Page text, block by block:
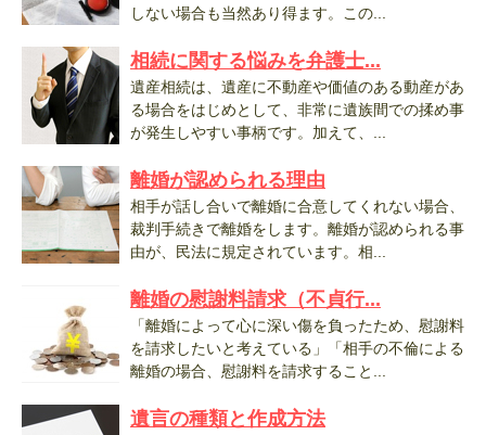
しない場合も当然あり得ます。この...
相続に関する悩みを弁護士...
遺産相続は、遺産に不動産や価値のある動産があ
る場合をはじめとして、非常に遺族間での揉め事
が発生しやすい事柄です。加えて、...
離婚が認められる理由
相手が話し合いで離婚に合意してくれない場合、
裁判手続きで離婚をします。離婚が認められる事
由が、民法に規定されています。相...
離婚の慰謝料請求（不貞行...
「離婚によって心に深い傷を負ったため、慰謝料
を請求したいと考えている」「相手の不倫による
離婚の場合、慰謝料を請求すること...
遺言の種類と作成方法